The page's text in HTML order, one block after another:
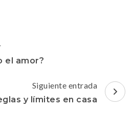
el amor?
Siguiente entrada
y límites en casa